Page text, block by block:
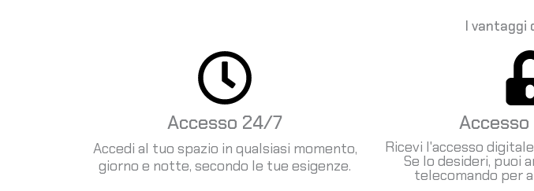
I vantaggi
Accesso 24/7
Accedi al tuo spazio in qualsiasi momento,
giorno e notte, secondo le tue esigenze.
Ricevi l'accesso
Se lo desideri, puoi
telecomando per